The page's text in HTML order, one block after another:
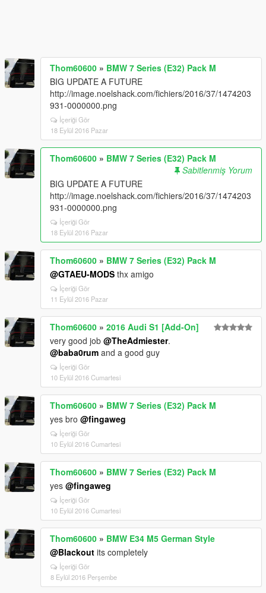
Thom60600 » BMW 7 Series (E32) Pack M
BIG UPDATE A FUTURE
http://image.noelshack.com/fichiers/2016/37/1474203
931-0000000.png
İçeriği Gör
18 Eylül 2016 Pazar
Thom60600 » BMW 7 Series (E32) Pack M
Sabitlenmiş Yorum
BIG UPDATE A FUTURE
http://image.noelshack.com/fichiers/2016/37/1474203
931-0000000.png
İçeriği Gör
18 Eylül 2016 Pazar
Thom60600 » BMW 7 Series (E32) Pack M
@GTAEU-MODS thx amigo
İçeriği Gör
11 Eylül 2016 Pazar
Thom60600 » 2016 Audi S1 [Add-On]
very good job @TheAdmiester.
@baba0rum and a good guy
İçeriği Gör
10 Eylül 2016 Cumartesi
Thom60600 » BMW 7 Series (E32) Pack M
yes bro @fingaweg
İçeriği Gör
10 Eylül 2016 Cumartesi
Thom60600 » BMW 7 Series (E32) Pack M
yes @fingaweg
İçeriği Gör
10 Eylül 2016 Cumartesi
Thom60600 » BMW E34 M5 German Style
@Blackout its completely
İçeriği Gör
8 Eylül 2016 Perşembe